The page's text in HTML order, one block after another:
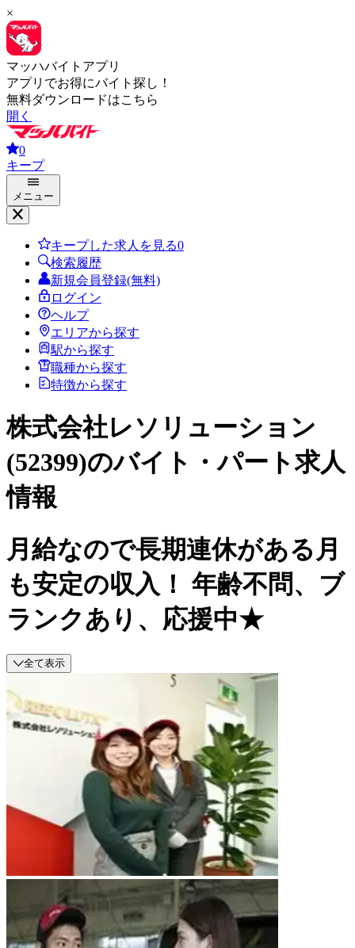
×
マッハバイトアプリ
アプリでお得にバイト探し！
無料ダウンロードはこちら
開く
0
キープ
メニュー
キープした求人を見る0
検索履歴
新規会員登録(無料)
ログイン
ヘルプ
エリアから探す
駅から探す
職種から探す
特徴から探す
株式会社レソリューション
(52399)のバイト・パート求人
情報
月給なので長期連休がある月
も安定の収入！ 年齢不問、ブ
ランクあり、応援中★
全て表示